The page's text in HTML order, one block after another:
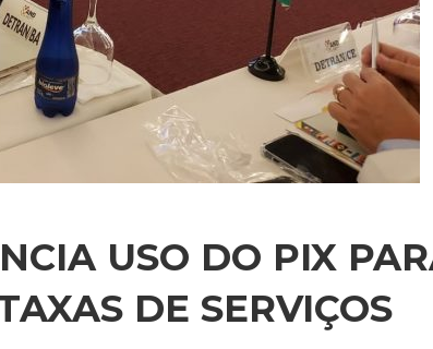
USO DO PIX
DE SERVIÇOS